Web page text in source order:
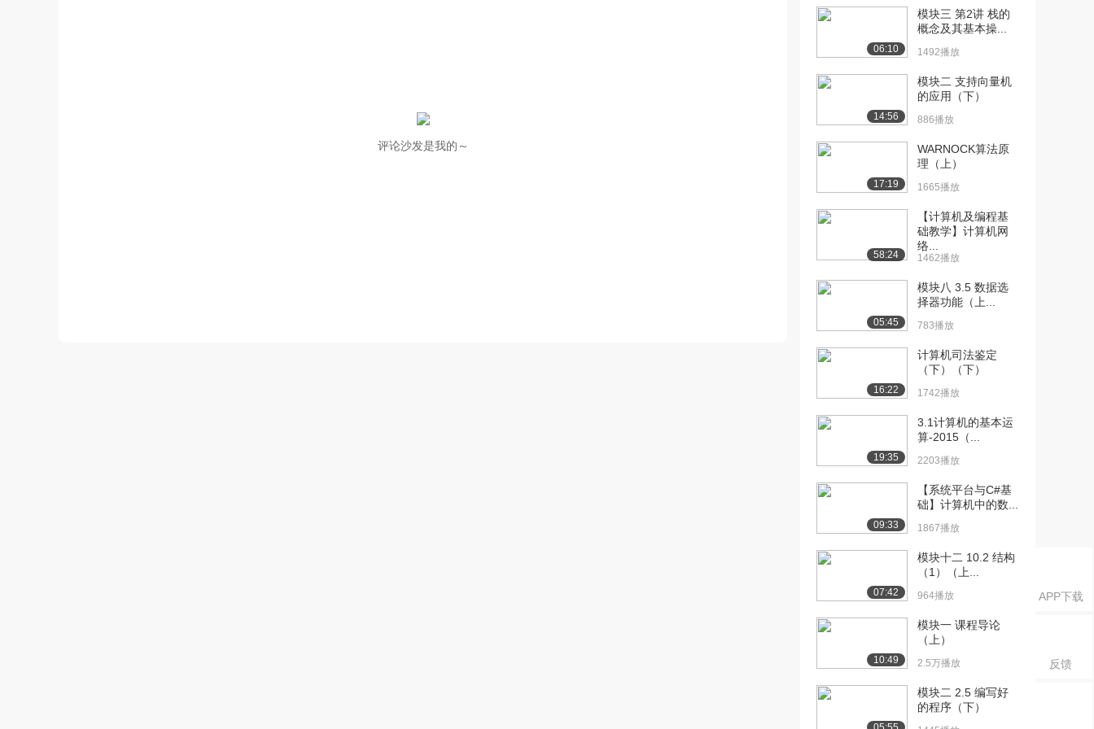
APP下载
反馈
评论沙发是我的～
[10] 模块二 2.2 计算机基
本工作原理...
2412播放
02:35
[11] 模块二 2.3 微型计算
1628播放
[12] 模块二 2.3 微型计算
1547播放
08:37
[13] 模块二 2.3 微型计算
02:19
[14] 模块二 2.4 拓展资源
01:49
[15] 模块二 2.4 拓展资源
01:00
[16] 模块二 2.4 拓展资源
02:12
[17] 模块二 2.4 拓展资源
动画演示（...
01:34
[18] 模块二 2.4 拓展资源
动画演示（...
动画演示（...
动画演示（...
06:10
模块三 第2讲 栈的
概念及其基本操...
1492播放
14:56
模块二 支持向量机
的应用（下）
886播放
17:19
WARNOCK算法原
理（上）
1665播放
58:24
【计算机及编程基
础教学】计算机网
络...
1462播放
05:45
模块八 3.5 数据选
择器功能（上...
783播放
16:22
计算机司法鉴定
（下）（下）
1742播放
19:35
3.1计算机的基本运
算-2015（...
2203播放
09:33
【系统平台与C#基
础】计算机中的数...
1867播放
07:42
模块十二 10.2 结构
（1）（上...
964播放
10:49
模块一 课程导论
（上）
2.5万播放
模块二 2.5 编写好
的程序（下）